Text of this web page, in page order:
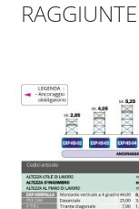
RAGGIUNTE